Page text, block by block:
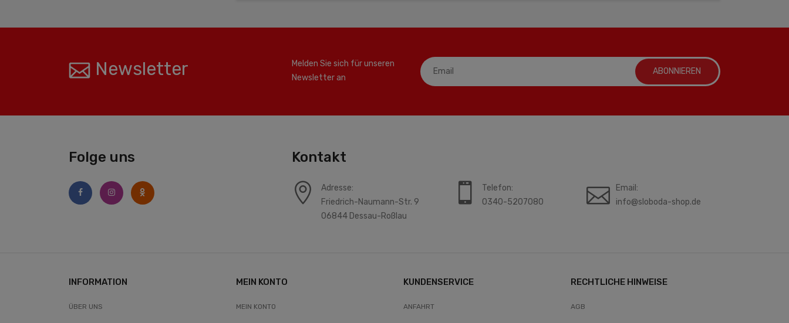
Newsletter
Melden Sie sich für unseren
Newsletter an
ABONNIEREN
Folge uns Kontakt
Adresse:
Friedrich-Naumann-Str. 9
06844 Dessau-Roßlau
Telefon:
0340-5207080
Email:
info@sloboda-shop.de
INFORMATION
ÜBER UNS
MEIN KONTO
MEIN KONTO
KUNDENSERVICE
ANFAHRT
RECHTLICHE HINWEISE
AGB